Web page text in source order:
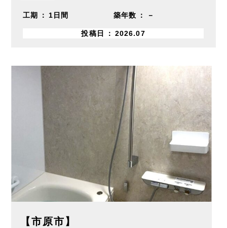
工期 1日間 築年数 －
投稿日 2026.07
【市原市】